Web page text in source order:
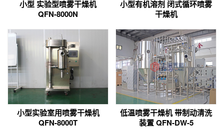
小型 实验型喷雾干燥机
QFN-8000N
小型有机溶剂 闭式循环喷雾
干燥机
小型实验室用喷雾干燥机
QFN-8000T
低温喷雾干燥机 带制动清洗
装置 QFN-DW-5